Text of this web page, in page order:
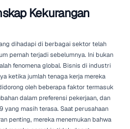
Tenaga Kerja Memaksa Perusahaan
Diterbitkan 21 Juli 2026